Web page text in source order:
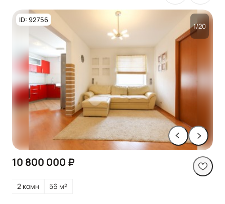
ID: 92756
1/20
10 800 000 ₽
2 комн 56 м²